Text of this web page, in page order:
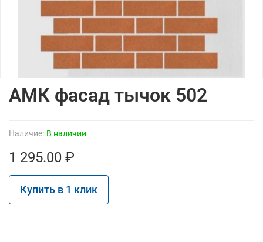
Наличие: В наличии
АМК фасад тычок 502
1 295.00 ₽
Купить в 1 клик